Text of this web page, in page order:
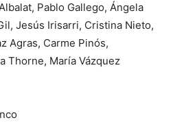
Pablo Gallego, Ángela
Jesús Irisarri, Cristina Nieto,
Agras, Carme Pinós,
Thorne, María Vázquez